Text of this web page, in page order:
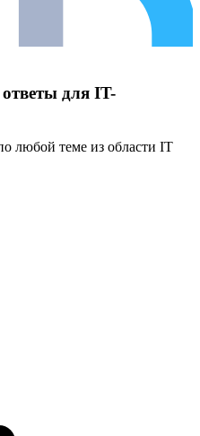
для IT-
любой теме из области IT